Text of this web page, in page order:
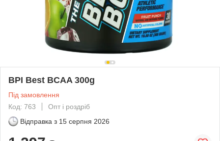
BPI Best BCAA 300g
Під замовлення
Код: 763
Опт і роздріб
Відправка з 15 серпня 2026